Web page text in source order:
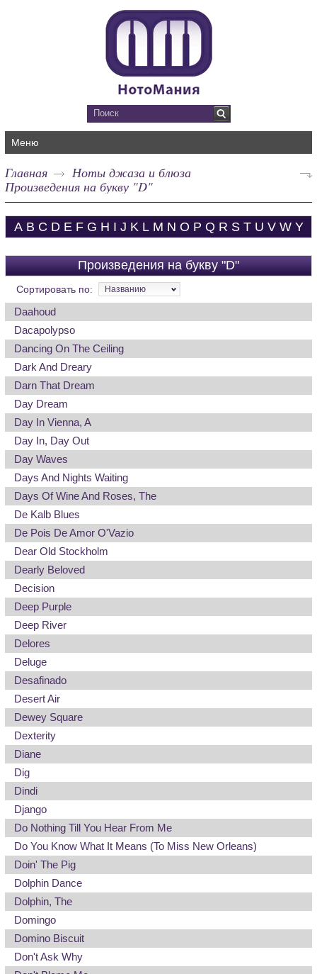
Меню
Главная
Ноты джаза и блюза
Произведения на букву "D"
A B C D E F G H I J K L M N O P Q R S T U V W Y
Произведения на букву "D"
Сортировать по: Названию
Daahoud
Dacapolypso
Dancing On The Ceiling
Dark And Dreary
Darn That Dream
Day Dream
Day In Vienna, A
Day In, Day Out
Day Waves
Days And Nights Waiting
Days Of Wine And Roses, The
De Kalb Blues
De Pois De Amor O'Vazio
Dear Old Stockholm
Dearly Beloved
Decision
Deep Purple
Deep River
Delores
Deluge
Desafinado
Desert Air
Dewey Square
Dexterity
Diane
Dig
Dindi
Django
Do Nothing Till You Hear From Me
Do You Know What It Means (To Miss New Orleans)
Doin' The Pig
Dolphin Dance
Dolphin, The
Domingo
Domino Biscuit
Don't Ask Why